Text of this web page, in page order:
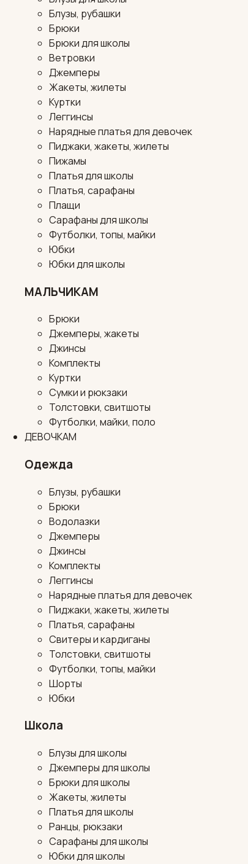
Блузы, рубашки
Брюки
Брюки для школы
Ветровки
Джемперы
Жакеты, жилеты
Куртки
Леггинсы
Нарядные платья для девочек
Пиджаки, жакеты, жилеты
Пижамы
Платья для школы
Платья, сарафаны
Плащи
Сарафаны для школы
Футболки, топы, майки
Юбки
Юбки для школы
МАЛЬЧИКАМ
Брюки
Джемперы, жакеты
Джинсы
Комплекты
Куртки
Сумки и рюкзаки
Толстовки, свитшоты
Футболки, майки, поло
ДЕВОЧКАМ
Одежда
Блузы, рубашки
Брюки
Водолазки
Джемперы
Джинсы
Комплекты
Леггинсы
Нарядные платья для девочек
Пиджаки, жакеты, жилеты
Платья, сарафаны
Свитеры и кардиганы
Толстовки, свитшоты
Футболки, топы, майки
Шорты
Юбки
Школа
Блузы для школы
Джемперы для школы
Брюки для школы
Жакеты, жилеты
Платья для школы
Ранцы, рюкзаки
Сарафаны для школы
Юбки для школы